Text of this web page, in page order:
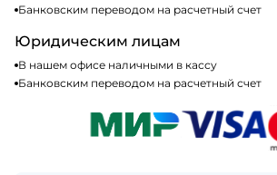
Банковским переводом на расчетный счет
Юридическим лицам
В нашем офисе наличными в кассу
Банковским переводом на расчетный счет